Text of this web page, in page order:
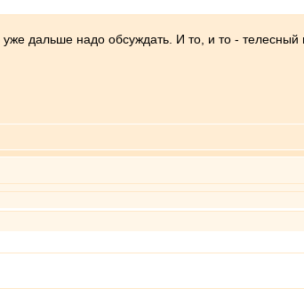
дальше надо обсуждать. И то, и то -